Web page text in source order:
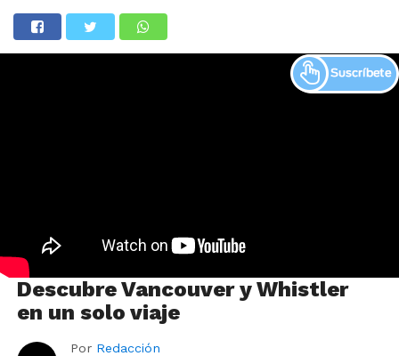
Descubre Vancouver y Whistler
en un solo viaje
Por Redacción